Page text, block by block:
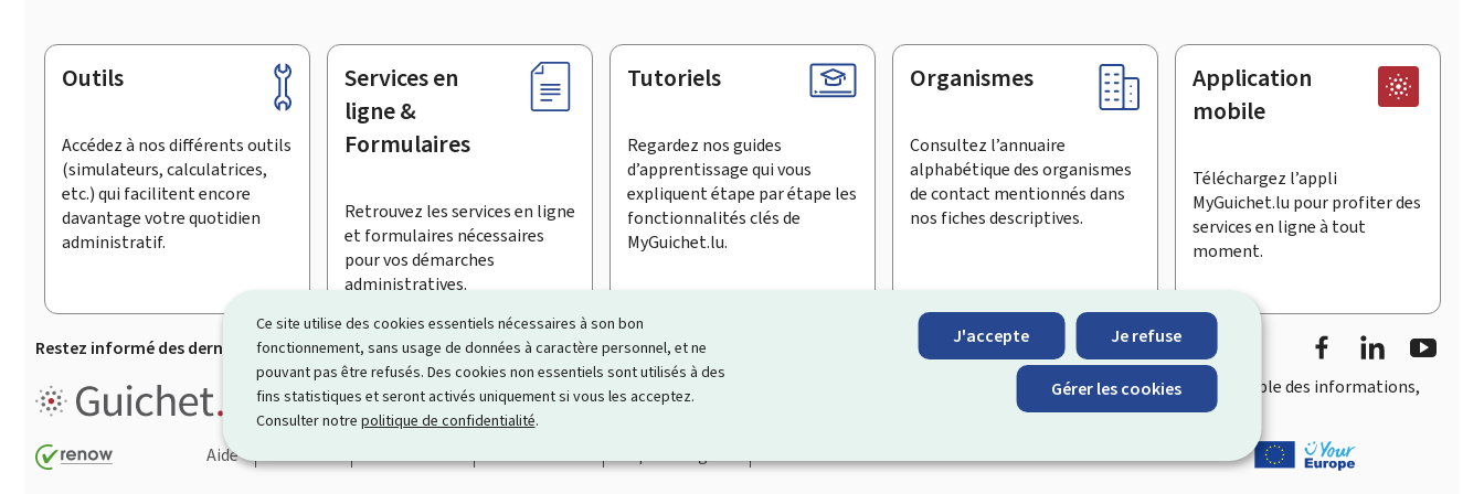
Ce site utilise des cookies essentiels nécessaires à son bon
fonctionnement, sans usage de données à caractère personnel, et ne
pouvant pas être refusés. Des cookies non essentiels sont utilisés à des
fins statistiques et seront activés uniquement si vous les acceptez.
Consulter notre politique de confidentialité.
J'accepte Je refuse
Gérer les cookies
Pied
page
Outils
Accédez à nos différents outils
(simulateurs, calculatrices,
etc.) qui facilitent encore
davantage votre quotidien
administratif.
Services en
ligne &
Formulaires
Retrouvez les services en ligne
et formulaires nécessaires
pour vos démarches
administratives.
Tutoriels
Regardez nos guides
d’apprentissage qui vous
expliquent étape par étape les
fonctionnalités clés de
MyGuichet.lu.
Organismes
Consultez l’annuaire
alphabétique des organismes
de contact mentionnés dans
nos fiches descriptives.
Application
mobile
Téléchargez l’appli
MyGuichet.lu pour profiter des
services en ligne à tout
moment.
Restez informé des dernières actualités de Guichet.lu S’inscrire à la newsletter
FacebookLinkedIn
Guichet.lu est le portail informationnel qui simplifie vos échanges avec l’État accès rapide et convivial à l’ensemble des informations,
démarches ainsi que services proposés par les administrations et organismes publics luxembourgeois.
Aide